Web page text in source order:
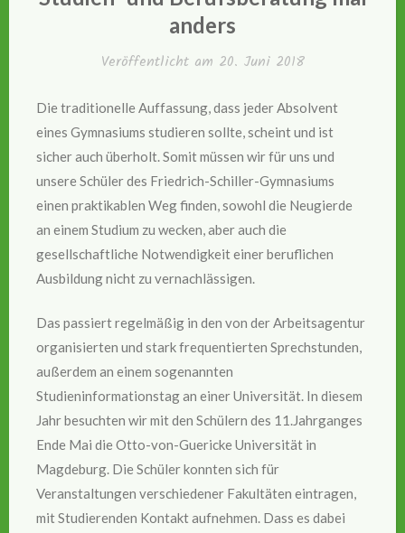
anders
Veröffentlicht am 20. Juni 2018
Die traditionelle Auffassung, dass jeder Absolvent
eines Gymnasiums studieren sollte, scheint und ist
sicher auch überholt. Somit müssen wir für uns und
unsere Schüler des Friedrich-Schiller-Gymnasiums
einen praktikablen Weg finden, sowohl die Neugierde
an einem Studium zu wecken, aber auch die
gesellschaftliche Notwendigkeit einer beruflichen
Ausbildung nicht zu vernachlässigen.
Das passiert regelmäßig in den von der Arbeitsagentur
organisierten und stark frequentierten Sprechstunden,
außerdem an einem sogenannten
Studieninformationstag an einer Universität. In diesem
Jahr besuchten wir mit den Schülern des 11.Jahrganges
Ende Mai die Otto-von-Guericke Universität in
Magdeburg. Die Schüler konnten sich für
Veranstaltungen verschiedener Fakultäten eintragen,
mit Studierenden Kontakt aufnehmen. Dass es dabei